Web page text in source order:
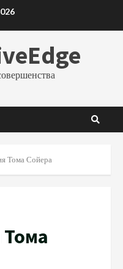
Тома Сойера